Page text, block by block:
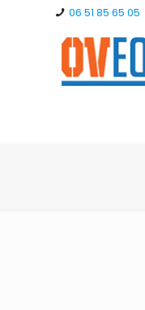
06 51 85 65 05